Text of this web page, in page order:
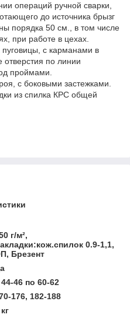
операций ручной сварки,
до источника брызг
порядка 50 см., в том числе
при работе в цехах.
пуговицы, с карманами в
по линии
проймами.
с боковыми застежками.
из спилка КРС общей
г/м²,
0.9-1,1,
Брезент
46 по 60-62
176, 182-188